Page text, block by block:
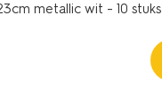
metallic wit - 10 stuks